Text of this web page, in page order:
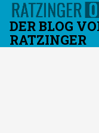
DER BLOG
RATZINGER